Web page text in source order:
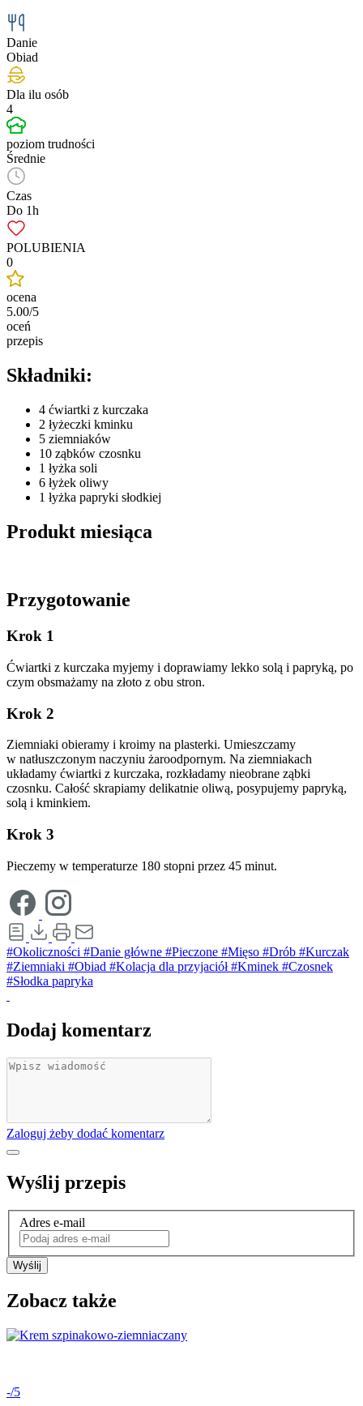
Danie
Obiad
Dla ilu osób
4
poziom trudności
Średnie
Czas
Do 1h
POLUBIENIA
0
ocena
5.00/5
oceń
przepis
Składniki:
4 ćwiartki z kurczaka
2 łyżeczki kminku
5 ziemniaków
10 ząbków czosnku
1 łyżka soli
6 łyżek oliwy
1 łyżka papryki słodkiej
Produkt miesiąca
Przygotowanie
Krok 1
Ćwiartki z kurczaka myjemy i doprawiamy lekko solą i papryką, po
czym obsmażamy na złoto z obu stron.
Krok 2
Ziemniaki obieramy i kroimy na plasterki. Umieszczamy
w natłuszczonym naczyniu żaroodpornym. Na ziemniakach
układamy ćwiartki z kurczaka, rozkładamy nieobrane ząbki
czosnku. Całość skrapiamy delikatnie oliwą, posypujemy papryką,
solą i kminkiem.
Krok 3
Pieczemy w temperaturze 180 stopni przez 45 minut.
#Okoliczności #Danie główne #Pieczone #Mięso #Drób #Kurczak
#Ziemniaki #Obiad #Kolacja dla przyjaciół#Kminek #Czosnek
#Słodka papryka
Dodaj komentarz
Zaloguj żeby dodać komentarz
Wyślij przepis
Adres e-mail
Wyślij
Zobacz także
-/5